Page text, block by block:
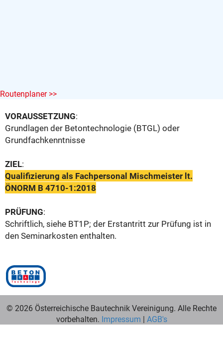
VORAUSSETZUNG:
Grundlagen der Betontechnologie (BTGL) oder
Grundfachkenntnisse
ZIEL:
Qualifizierung als Fachpersonal Mischmeister lt.
ÖNORM B 4710-1:2018
PRÜFUNG:
Schriftlich, siehe BT1P; der Erstantritt zur Prüfung ist in
den Seminarkosten enthalten.
Routenplaner >>
© 2026 Österreichische Bautechnik Vereinigung. Alle Rechte
vorbehalten. Impressum | AGB's